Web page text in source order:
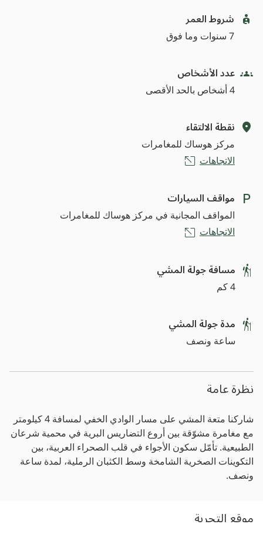
شروط العمر
7 سنوات وما فوق
عدد الأشخاص
4 أشخاص بالحد الأقصى
نقطة الالتقاء
مركز هوساك للمغامرات
الاتجاهات
مواقف السيارات
المواقف المجانية في مركز هوساك للمغامرات
الاتجاهات
مسافة جولة المشي
4 كم
مدة جولة المشي
ساعة ونصف
نظرة عامة
شاركنا متعة المشي على مسار الوادي الخفي لمسافة 4 كيلومتر
مع مغامرة مشوّقة بين أروع التضاريس البرية في محمية شرعان
الطبيعية. تأمّل سكون الأجواء في قلب الصحراء العربية، بين
التكوينات الصخرية الشامخة وسط الكثبان الرملية، لمدة ساعة
ونصف.
موقع التجربة